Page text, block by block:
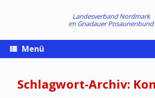
Landesverband Nordmark
imGnadauer Posaunenbund
Menü
Schlagwort-Archiv: